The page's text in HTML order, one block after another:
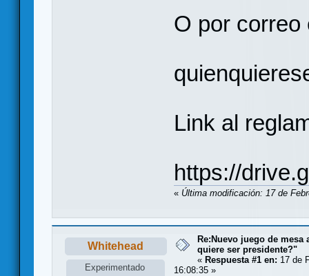
O por correo
Link al
https://
« Última modificación: 17 de
Whitehead
Experimentado
Re:Nuevo juego de mesa
quiere ser presidente?"
« Respuesta #1 en: 17 de
16:08:35 »